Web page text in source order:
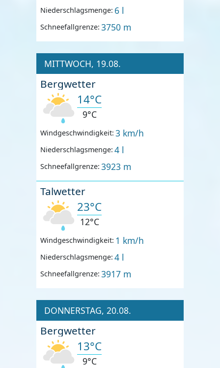
Niederschlagsmenge: 6 l
Schneefallgrenze: 3750 m
MITTWOCH, 19.08.
Bergwetter
14°C
9°C
Windgeschwindigkeit: 3 km/h
Niederschlagsmenge: 4 l
Schneefallgrenze: 3923 m
Talwetter
23°C
12°C
Windgeschwindigkeit: 1 km/h
Niederschlagsmenge: 4 l
Schneefallgrenze: 3917 m
DONNERSTAG, 20.08.
Bergwetter
13°C
9°C